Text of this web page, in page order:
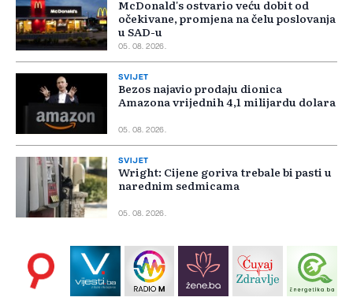
McDonald's ostvario veću dobit od
očekivane, promjena na čelu poslovanja
u SAD-u
05. 08. 2026.
SVIJET
Bezos najavio prodaju dionica
Amazona vrijednih 4,1 milijardu dolara
05. 08. 2026.
SVIJET
Wright: Cijene goriva trebale bi pasti u
narednim sedmicama
05. 08. 2026.